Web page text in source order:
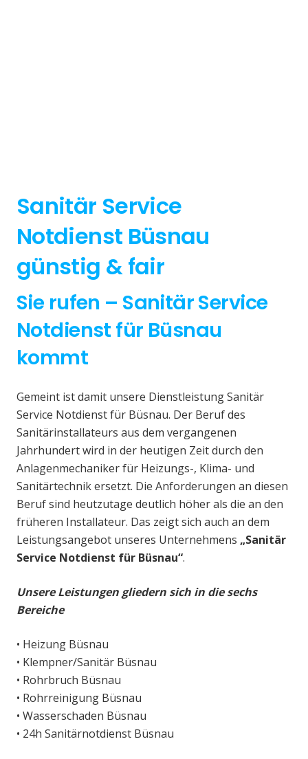
Sanitär Service
Notdienst Büsnau
günstig & fair
Sie rufen – Sanitär Service
Notdienst für Büsnau
kommt
Gemeint ist damit unsere Dienstleistung Sanitär
Service Notdienst für Büsnau. Der Beruf des
Sanitärinstallateurs aus dem vergangenen
Jahrhundert wird in der heutigen Zeit durch den
Anlagenmechaniker für Heizungs-, Klima- und
Sanitärtechnik ersetzt. Die Anforderungen an diesen
Beruf sind heutzutage deutlich höher als die an den
früheren Installateur. Das zeigt sich auch an dem
Leistungsangebot unseres Unternehmens „Sanitär
Service Notdienst für Büsnau“.
Unsere Leistungen gliedern sich in die sechs
Bereiche
• Heizung Büsnau
• Klempner/Sanitär Büsnau
• Rohrbruch Büsnau
• Rohrreinigung Büsnau
• Wasserschaden Büsnau
• 24h Sanitärnotdienst Büsnau